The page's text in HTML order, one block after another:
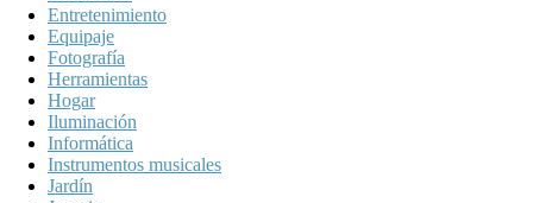
Entretenimiento
Equipaje
Fotografía
Herramientas
Hogar
Iluminación
Informática
Instrumentos musicales
Jardín